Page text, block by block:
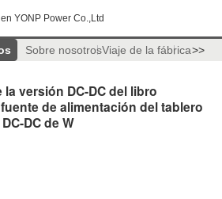
YONP Power Co.,Ltd
Sobre nosotrosViaje de la fábrica>>
versión DC-DC del libro
de alimentación del tablero
DC de W